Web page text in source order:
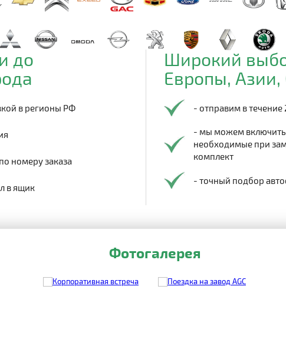
до
в регионы РФ
номеру заказа
в ящик
Широкий
Европы,
- отправим в течение
- мы можем включить
необходимые при
комплект
- точный подбор
Фотогалерея